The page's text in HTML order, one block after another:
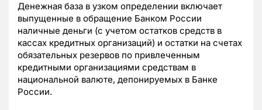
Денежная база в узком определении включает
выпущенные в обращение Банком России
наличные деньги (с учетом остатков средств в
кассах кредитных организаций) и остатки на счетах
обязательных резервов по привлеченным
кредитными организациями средствам в
национальной валюте, депонируемых в Банке
России.